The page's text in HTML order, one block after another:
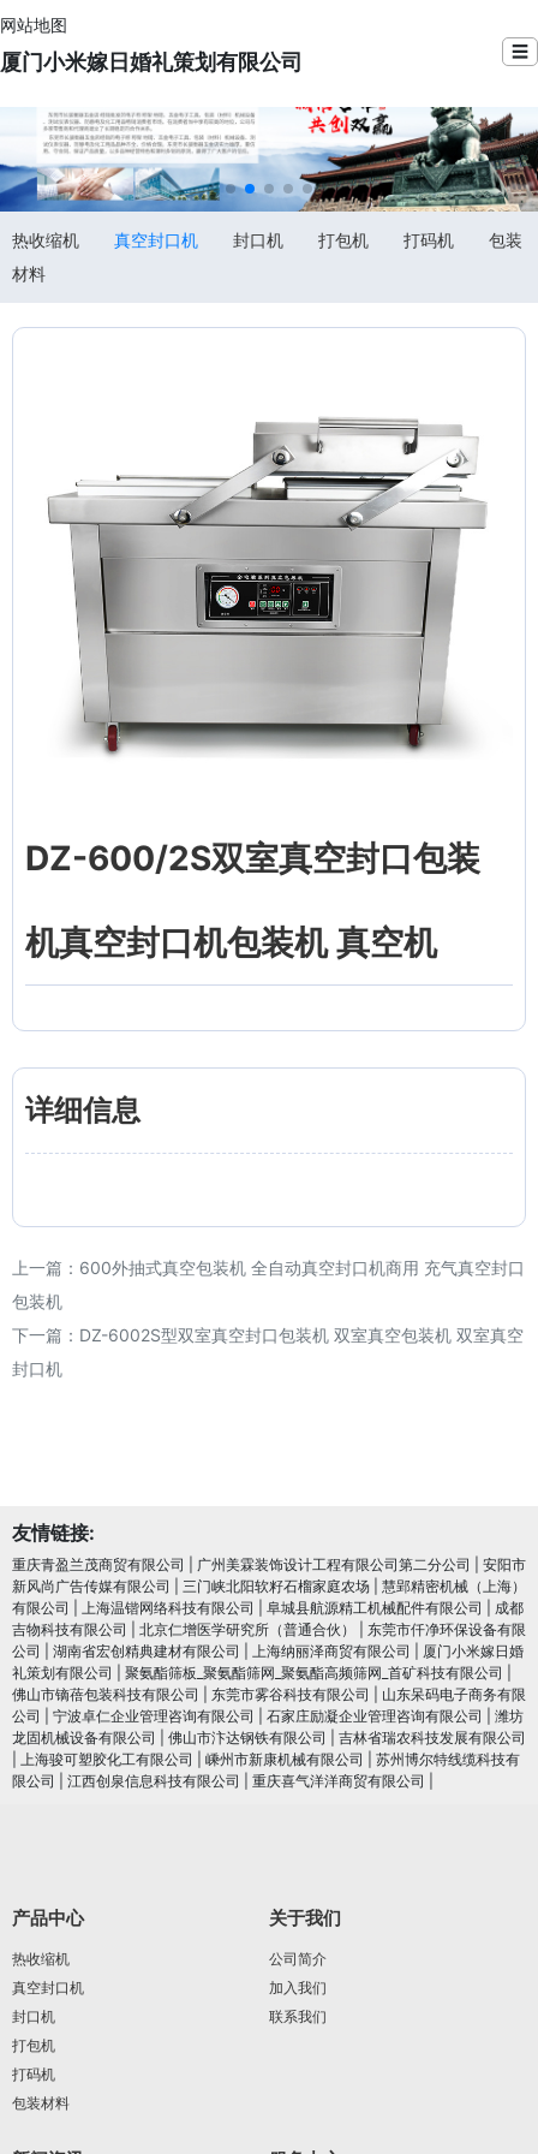
网站地图
厦门小米嫁日婚礼策划有限公司 ☰
热收缩机 真空封口机 封口机 打包机 打码机
包装
材料
DZ-600/2S双室真空封口包装
机真空封口机包装机 真空机
详细信息
上一篇： 600外抽式真空包装机 全自动真空封口机商用 充气真空封口
包装机
下一篇： DZ-6002S型双室真空封口包装机 双室真空包装机 双室真空
封口机
友情链接:
重庆青盈兰茂商贸有限公司 广州美霖装饰设计工程有限公司第二分公司
安阳市
新风尚广告传媒有限公司
三门峡北阳软籽石榴家庭农场
慧郢精密机械（上海）
有限公司
上海温锴网络科技有限公司 阜城县航源精工机械配件有限公司
成都
吉物科技有限公司
北京仁增医学研究所（普通合伙）
东莞市仟净环保设备有限
公司
湖南省宏创精典建材有限公司 上海纳丽泽商贸有限公司
厦门小米嫁日婚
礼策划有限公司
聚氨酯筛板_聚氨酯筛网_聚氨酯高频筛网_首矿科技有限公司
佛山市镝蓓包装科技有限公司
东莞市雾谷科技有限公司
山东呆码电子商务有限
公司
宁波卓仁企业管理咨询有限公司 石家庄励凝企业管理咨询有限公司
潍坊
龙固机械设备有限公司
佛山市汴达钢铁有限公司
吉林省瑞农科技发展有限公司
上海骏可塑胶化工有限公司 嵊州市新康机械有限公司
苏州博尔特线缆科技有
限公司
江西创泉信息科技有限公司 重庆喜气洋洋商贸有限公司
产品中心
热收缩机
真空封口机
封口机
打包机
打码机
包装材料
关于我们
公司简介
加入我们
联系我们